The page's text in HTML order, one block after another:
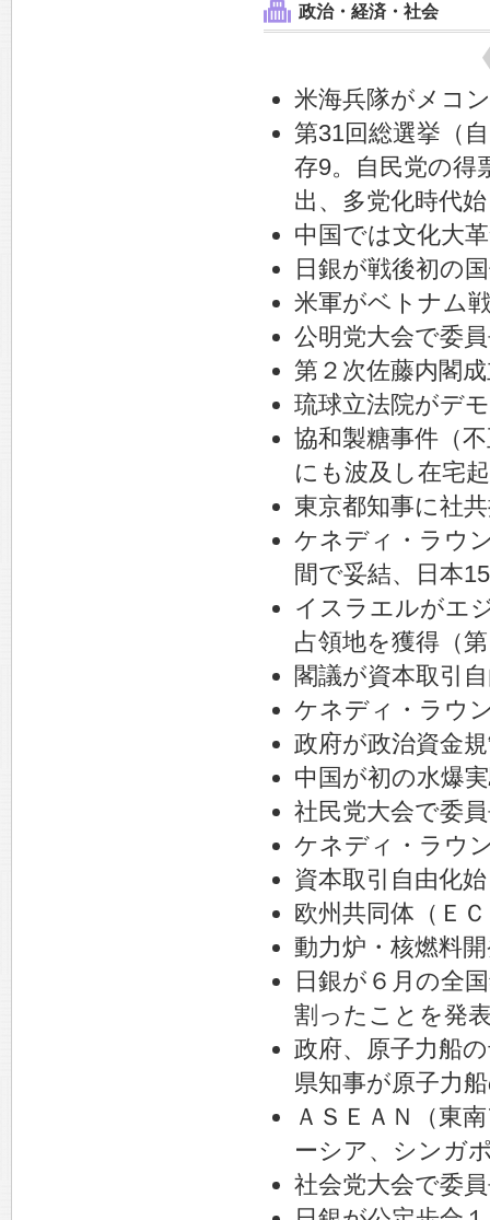
政治・経済・社会
米海兵隊がメコ
第31回総選挙（
存9。自民党の得
出、多党化時代
中国では文化大
日銀が戦後初の
米軍がベトナム
公明党大会で委
第２次佐藤内閣
琉球立法院がデ
協和製糖事件（
にも波及し在宅
東京都知事に社
ケネディ・ラウ
間で妥結、日本
イスラエルがエ
占領地を獲得（
閣議が資本取引
ケネディ・ラウ
政府が政治資金
中国が初の水爆
社民党大会で委
ケネディ・ラウ
資本取引自由化
欧州共同体（Ｅ
動力炉・核燃料
日銀が６月の全
割ったことを発
政府、原子力船
県知事が原子力
ＡＳＥＡＮ（東
ーシア、シンガ
社会党大会で委